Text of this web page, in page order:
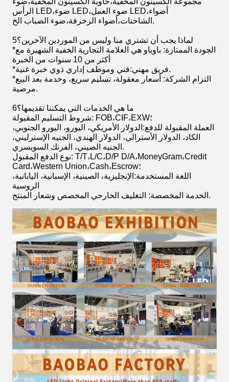
الرأس LED،ضوء LED،ضوء العمل LED،أضواء
الشاحنات،أضواء الزخرفة،ضوء الضباب الخ.
5لماذا يجب أن تشتري منا وليس من الموردين الآخرين؟
*الجودة الممتازة: باوباو هي العلامة التجارية الخفية الشهيرة مع
أكثر من 10 سنوات من الخبرة
*فريق مهني:فني وموظف إداري ذوي خبرة غنية.
*التزام الشركة: أسعار معقولة، تسليم سريع، وخدمة بعد البيع
مرضية.
6ما هي الخدمات التي يمكننا تقديمها؟
شروط التسليم المقبولة: FOB،CIF،EXW؛
العملة المقبولة للدفع:الدولار الأمريكي، اليورو، اليورو الجنوبي،
الكاد، الدولار الأسترالي، الدولار الهندي، الجنيه الإسترليني،
الجنيه الصيني، الفرنك السويسري.
نوع الدفع المقبول: T/T،L/C،D/P D/A،MoneyGram،Credit
Card،Western Union،Cash،Escrow؛
اللغة المستخدمة:الإنجليزية، الصينية، الإسبانية، اليابانية،
الروسية
الخدمة المخصصة: التغليف الخارجي المخصص وشعار المنتج.